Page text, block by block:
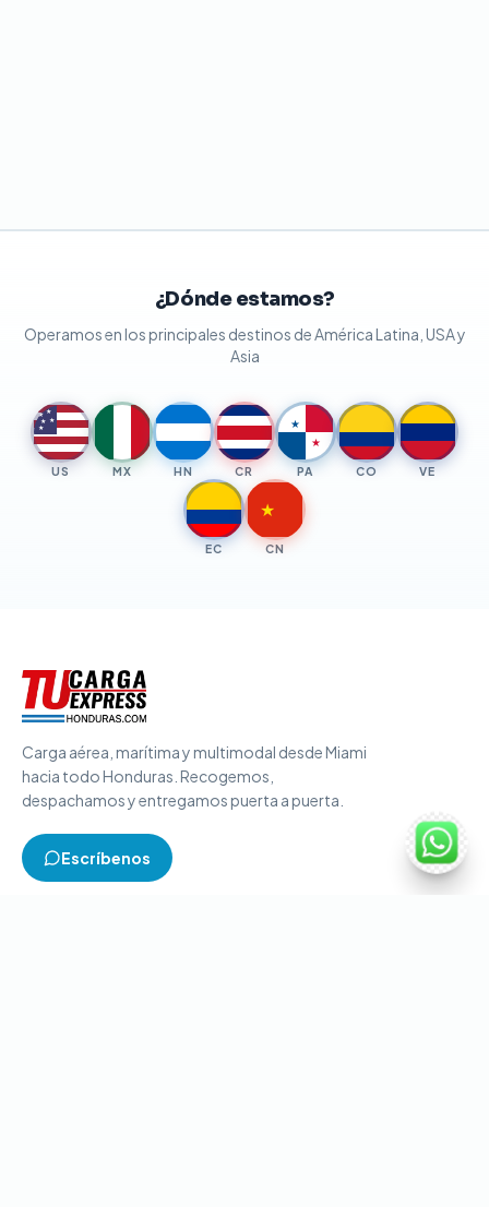
¿Dónde estamos?
Operamos en los principales destinos de América Latina, USA y
Asia
★ ★
★ ★
★
US MX HN CR
★
★
PA CO VE
EC
★
CN
Carga aérea, marítima y multimodal desde Miami
hacia todo Honduras. Recogemos,
despachamos y entregamos puerta a puerta.
Escríbenos